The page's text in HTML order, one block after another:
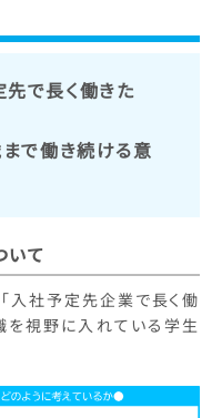
で長く働きた
で働き続ける意
いて
入社予定先企業で長く働
を視野に入れている学生